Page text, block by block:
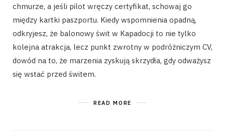
chmurze, a jeśli pilot wręczy certyfikat, schowaj go
między kartki paszportu. Kiedy wspomnienia opadną,
odkryjesz, że balonowy świt w Kapadocji to nie tylko
kolejna atrakcja, lecz punkt zwrotny w podróżniczym CV,
dowód na to, że marzenia zyskują skrzydła, gdy odważysz
się wstać przed świtem.
READ MORE